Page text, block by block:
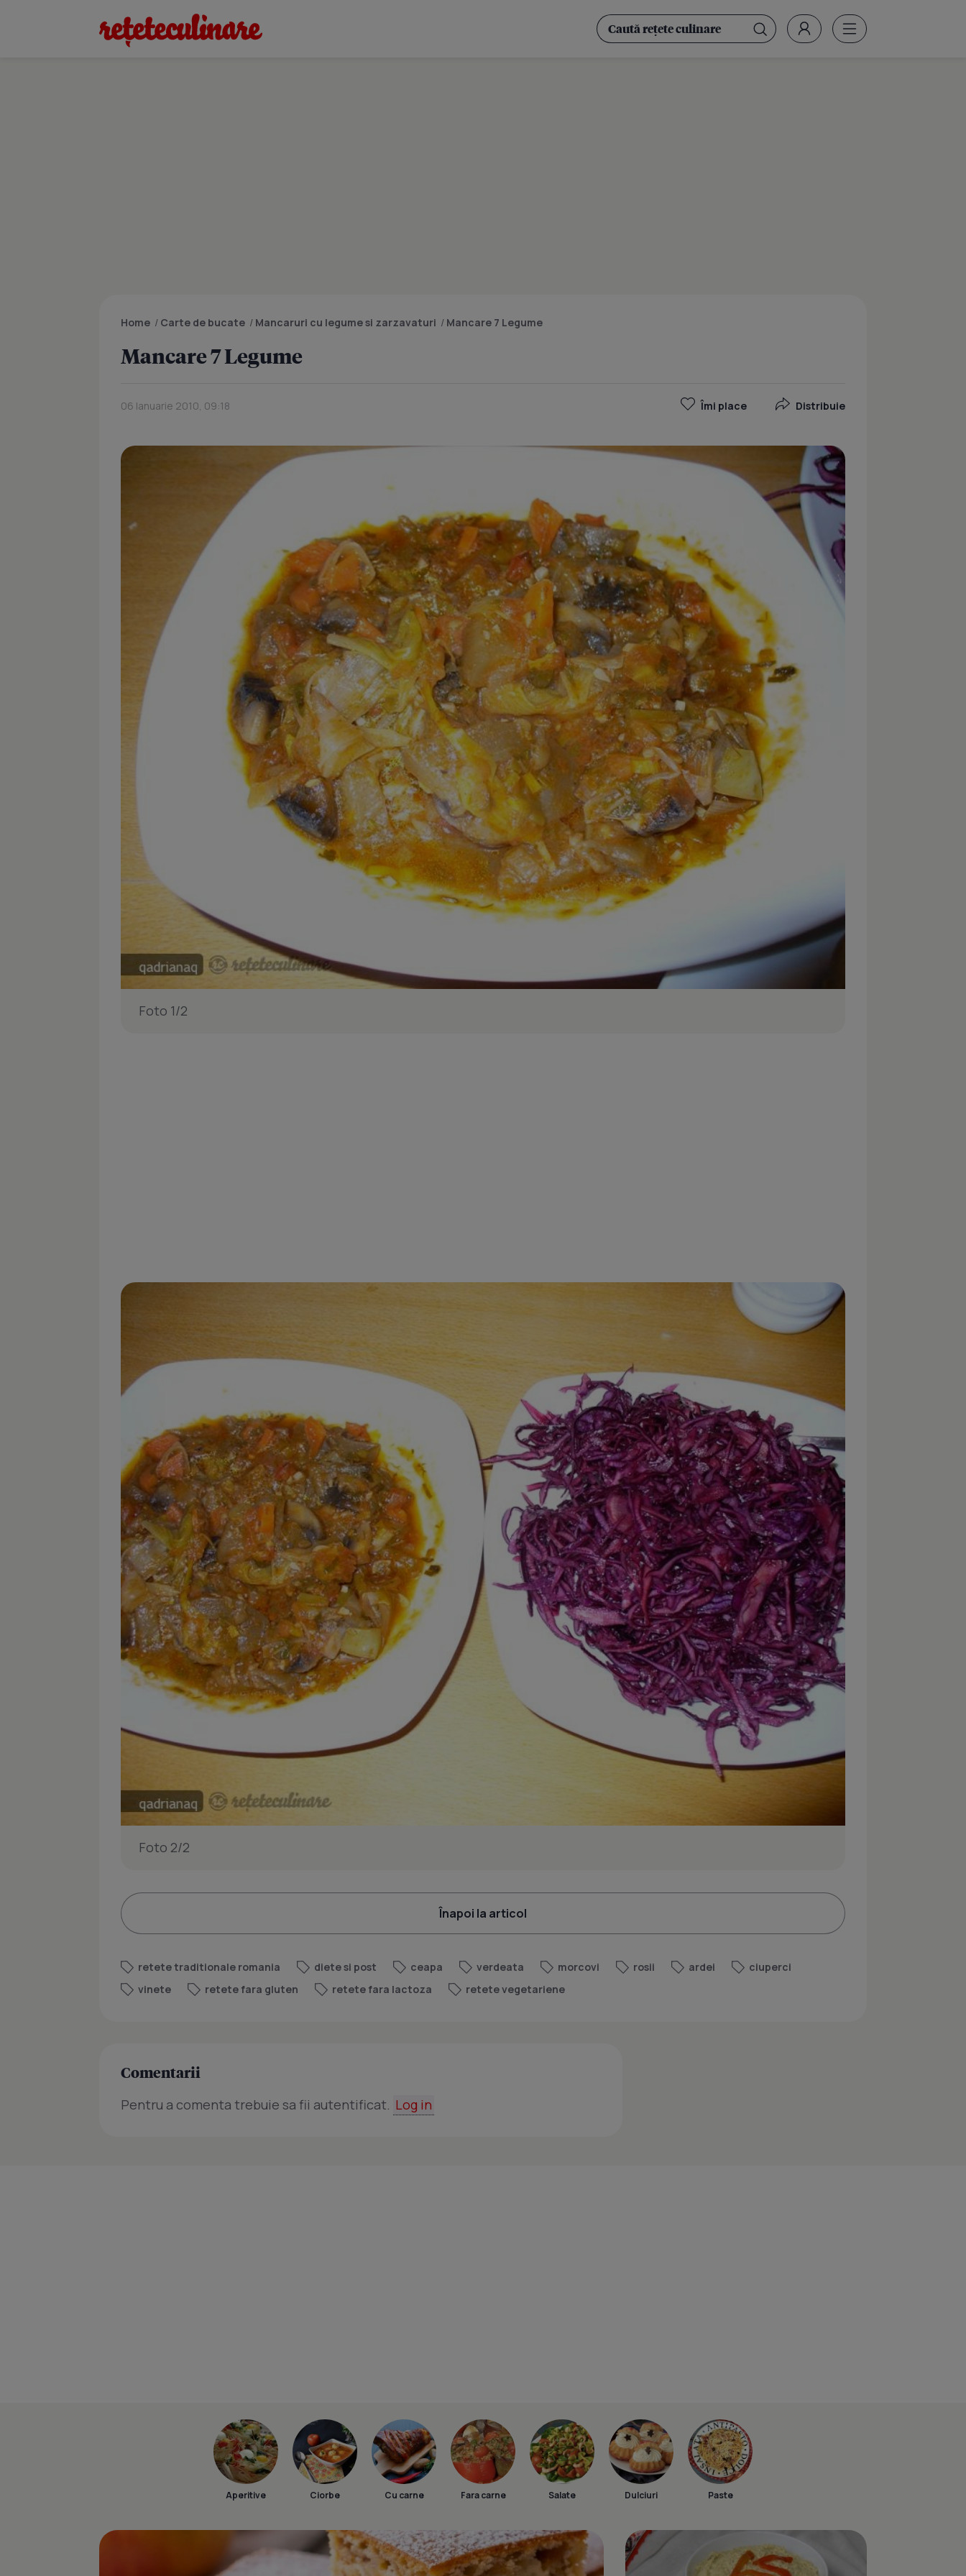
Home / Carte de bucate / Mancaruri cu legume si zarzavaturi / Mancare 7 Legume
Mancare 7 Legume
06 Ianuarie 2010, 09:18 Îmi place Distribuie
Foto 1/2
Foto 2/2
Înapoi la articol
retete traditionale romania diete si post ceapa verdeata morcovi rosii ardei
ciuperci
vinete
retete fara gluten retete fara lactoza retete vegetariene
Comentarii
Pentru a comenta trebuie sa fii autentificat. Log in
Aperitive Ciorbe Cu carne Fara carne Salate Dulciuri Paste